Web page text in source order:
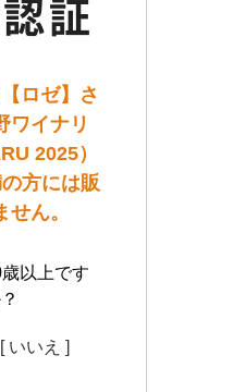
ロゼ】さ
ワイナリ
2025）
方には販
せん。
以上です
[ いいえ ]